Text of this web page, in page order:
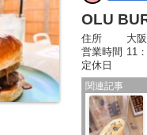
OLU
住所
大
営業時間 11
定休日
関連記事